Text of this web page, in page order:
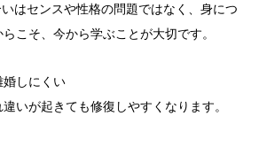
はセンスや性格の問題ではなく、身につ
こそ、今から学ぶことが大切です。
婚しにくい
いが起きても修復しやすくなります。